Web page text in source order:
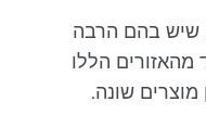
שיש בהם הרבה
מהאזורים הללו
שונה.